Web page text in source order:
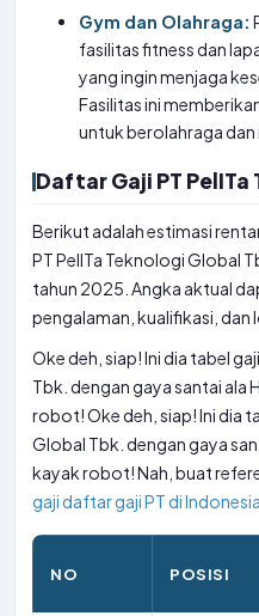
Gym dan Olahraga:
fasilitas fitness dan
yang ingin menjaga
Fasilitas ini
untuk berolahraga dan
Daftar Gaji PT
Berikut adalah estimasi
PT PelITa Teknologi Global
tahun 2025. Angka aktual
pengalaman, kualifikasi, dan
Oke deh, siap! Ini dia tabel
Tbk. dengan gaya santai ala
robot! Oke deh, siap! Ini dia
Global Tbk. dengan gaya
kayak robot! Nah, buat
gaji daftar gaji PT di Indonesia
NO POSISI